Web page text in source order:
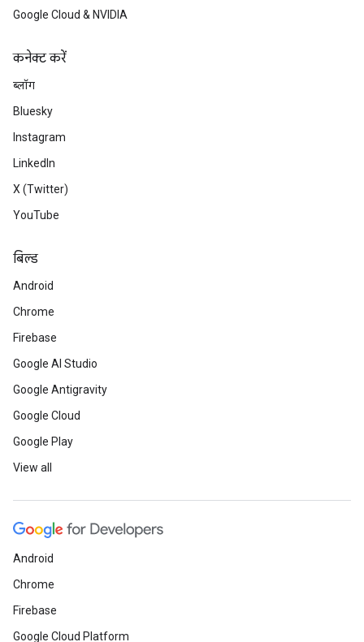
Google Cloud & NVIDIA
कनेक्ट करें
ब्लॉग
Bluesky
Instagram
LinkedIn
X (Twitter)
YouTube
बिल्ड
Android
Chrome
Firebase
Google AI Studio
Google Antigravity
Google Cloud
Google Play
View all
Android
Chrome
Firebase
Google Cloud Platform